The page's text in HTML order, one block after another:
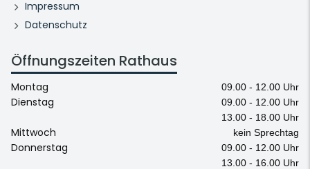
Impressum
Datenschutz
Öffnungszeiten Rathaus
Montag 09.00 - 12.00 Uhr
Dienstag
09.00 - 12.00 Uhr
13.00 - 18.00 Uhr
Mittwoch kein Sprechtag
Donnerstag
09.00 - 12.00 Uhr
13.00 - 16.00 Uhr